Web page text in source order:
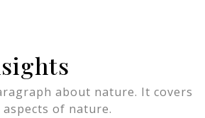
about nature. It covers
of nature.